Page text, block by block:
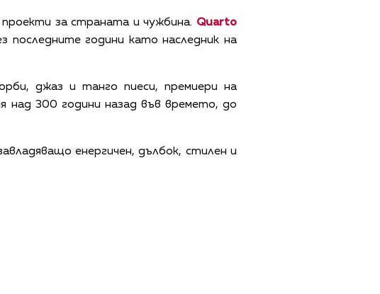
за страната и чужбина. Quarto
последните години като наследник на
джаз и танго пиеси, премиери на
над 300 години назад във времето, до
енергичен, дълбок, стилен и